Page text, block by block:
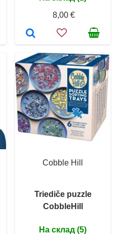
8,00 €
Cobble Hill
Triediče puzzle
CobbleHill
На склад (5)